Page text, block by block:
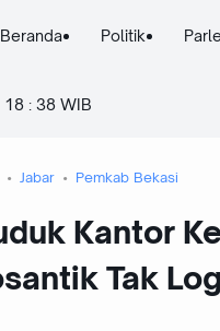
Beranda Politik
18 : 38 WIB
Jabar Pemkab Bekasi
Kantor
Tak